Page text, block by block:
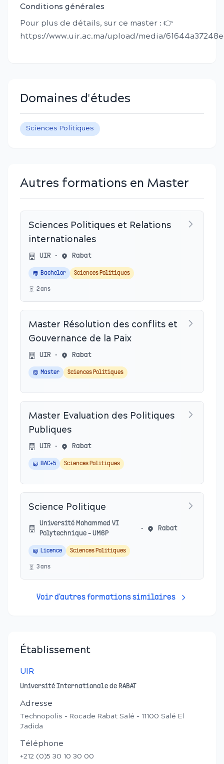
Conditions générales
Pour plus de détails, sur ce master : 👉
https://www.uir.ac.ma/upload/media/
Domaines d'études
Sciences Politiques
Autres formations en Master
Sciences Politiques et Relations
internationales
UIR • Rabat
Bachelor Sciences Politiques
2ans
Master Résolution des conflits et
Gouvernance de la Paix
UIR • Rabat
Master Sciences Politiques
Master Evaluation des Politiques
Publiques
UIR • Rabat
BAC+5 Sciences Politiques
Science Politique
Université Mohammed VI
Polytechnique - UM6P
• Rabat
Licence Sciences Politiques
3ans
Voir d'autres formations similaires
Établissement
UIR
Université Internationale de RABAT
Adresse
Technopolis - Rocade Rabat Salé - 11100 Salé El
Jadida
Téléphone
+212 (0)5 30 10 30 00